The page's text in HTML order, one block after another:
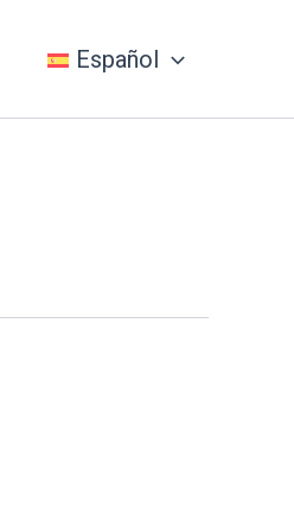
Español